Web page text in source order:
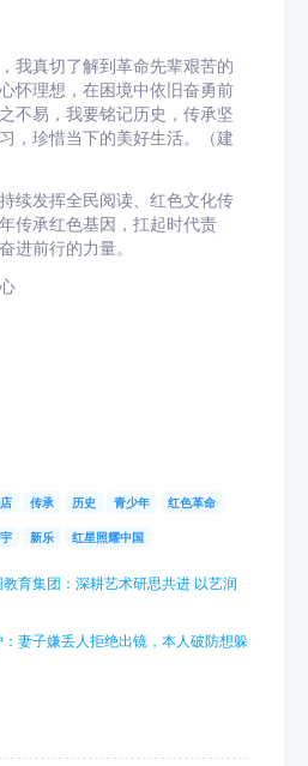
我真切了解到革命先辈艰苦的
怀理想，在困境中依旧奋勇前
不易，我要铭记历史，传承坚
，珍惜当下的美好生活。（建
续发挥全民阅读、红色文化传
传承红色基因，扛起时代责
进前行的力量。
传承 历史 青少年 红色革命
新乐 红星照耀中国
育集团：深耕艺术研思共进 以艺润
妻子嫌丢人拒绝出镜，本人破防想躲